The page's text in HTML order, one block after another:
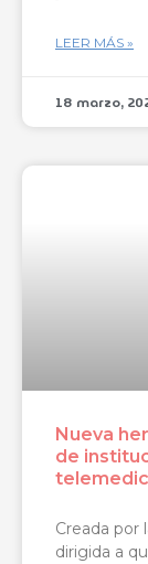
LEER MÁS »
18 marzo,
Nueva
de
Creada por
dirigida a